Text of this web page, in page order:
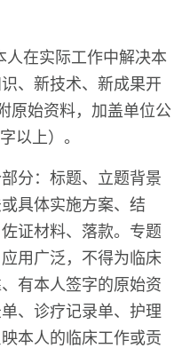
人在实际工作中解决本
、新技术、新成果开
原始资料，加盖单位公
以上）。
分：标题、立题背景
具体实施方案、结
证材料、落款。专题
用广泛，不得为临床
有本人签字的原始资
、诊疗记录单、护理
本人的临床工作或贡